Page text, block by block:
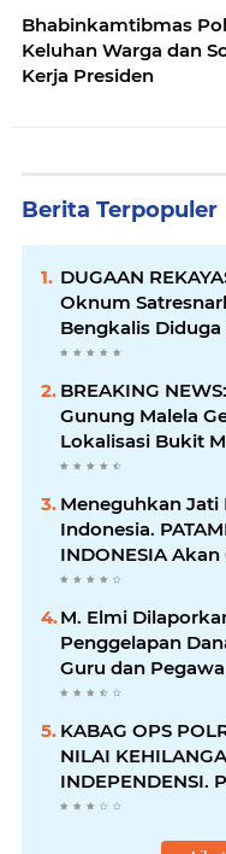
Bhabinkamtibmas
Keluhan Warga dan
Kerja Presiden
Berita Terpopuler
DUGAAN
Oknum
Bengkalis
Barang Bukti
BREAKING
Gunung Malela
Lokalisasi Bukit
Perempuan
Diciduk Bersama
Meneguhkan
Indonesia.
INDONESIA Akan
RAKERNAS II Di
M. Elmi
Penggelapan
Guru dan
Pastikan Proses
KABAG OPS POLRES TOBA DI
NILAI
INDEPENDENSI.
PENEMBOKAN